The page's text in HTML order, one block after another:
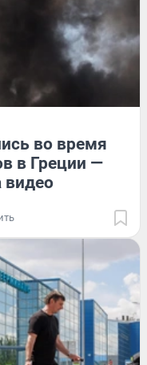
во время
в Греции —
видео